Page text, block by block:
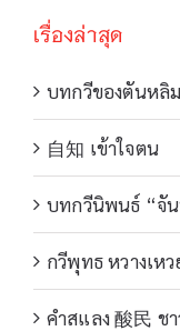
เรื่องล่าสุด
บทกวีของตันหลิม
自知 เข้าใจตน
บทกวีนิพนธ์ “จัน
กวีพุทธ หวางเหว
คำสแลง 酸民 ช